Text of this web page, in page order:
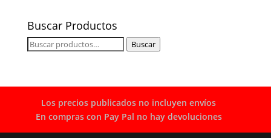
Buscar Productos
Buscar
Buscar
Los precios publicados no incluyen envíos
En compras con Pay Pal no hay devoluciones